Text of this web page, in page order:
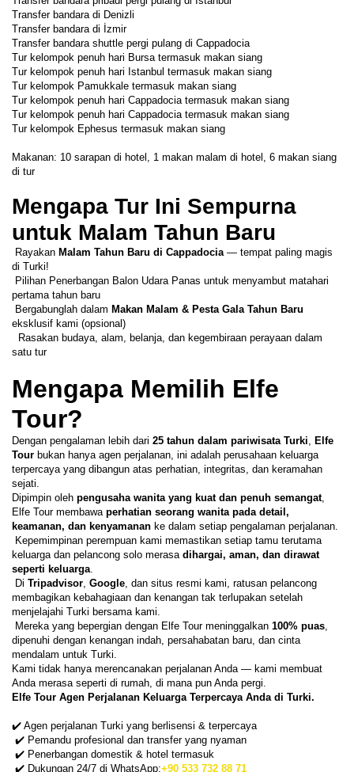
Transfer bandara di Denizli
Transfer bandara di İzmir
Transfer bandara shuttle pergi pulang di Cappadocia
Tur kelompok penuh hari Bursa termasuk makan siang
Tur kelompok penuh hari Istanbul termasuk makan siang
Tur kelompok Pamukkale termasuk makan siang
Tur kelompok penuh hari Cappadocia termasuk makan siang
Tur kelompok penuh hari Cappadocia termasuk makan siang
Tur kelompok Ephesus termasuk makan siang
Makanan: 10 sarapan di hotel, 1 makan malam di hotel, 6 makan siang
di tur
Mengapa Tur Ini Sempurna
untuk Malam Tahun Baru
Rayakan Malam Tahun Baru di Cappadocia — tempat paling magis
di Turki!
pertama tahun baru
Bergabunglah dalam Makan Malam & Pesta Gala Tahun Baru
eksklusif kami (opsional)
satu tur
Mengapa Memilih Elfe
Tour?
Dengan pengalaman lebih dari 25 tahun dalam pariwisata Turki, Elfe
Tour bukan hanya agen perjalanan, ini adalah perusahaan keluarga
terpercaya yang dibangun atas perhatian, integritas, dan keramahan
sejati.
Dipimpin oleh pengusaha wanita yang kuat dan penuh semangat,
Elfe Tour membawa perhatian seorang wanita pada detail,
keamanan, dan kenyamanan ke dalam setiap pengalaman perjalanan.
keluarga dan pelancong solo merasa dihargai, aman, dan dirawat
seperti keluarga.
Di Tripadvisor, Google, dan situs resmi kami, ratusan pelancong
membagikan kebahagiaan dan kenangan tak terlupakan setelah
menjelajahi Turki bersama kami.
Mereka yang bepergian dengan Elfe Tour meninggalkan 100% puas,
dipenuhi dengan kenangan indah, persahabatan baru, dan cinta
mendalam untuk Turki.
Kami tidak hanya merencanakan perjalanan Anda — kami membuat
Anda merasa seperti di rumah, di mana pun Anda pergi.
Elfe Tour Agen Perjalanan Keluarga Terpercaya Anda di Turki.
✔️ Agen perjalanan Turki yang berlisensi & terpercaya
✔️ Pemandu profesional dan transfer yang nyaman
✔️ Penerbangan domestik & hotel termasuk
✔️ Dukungan 24/7 di WhatsApp:+90 533 732 88 71